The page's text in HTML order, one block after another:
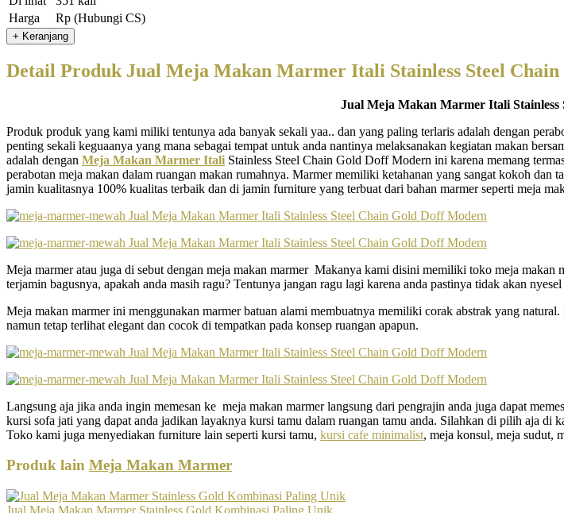
Harga
Rp (Hubungi CS)
Detail Produk Jual Meja Makan Marmer Itali Stainless Steel
Jual Meja Makan Marmer Itali Stainless
Produk produk yang kami miliki tentunya ada banyak sekali yaa.. dan yang paling terlaris adalah dengan
penting sekali keguaanya yang mana sebagai tempat untuk anda nantinya melaksanakan kegiatan makan
adalah dengan Meja Makan Marmer Itali Stainless Steel Chain Gold Doff Modern ini karena memang
perabotan meja makan dalam ruangan makan rumahnya. Marmer memiliki ketahanan yang sangat kokoh
jamin kualitasnya 100% kualitas terbaik dan di jamin furniture yang terbuat dari bahan marmer seperti meja
Meja marmer atau juga di sebut dengan meja makan marmer Makanya kami disini memiliki toko meja
terjamin bagusnya, apakah anda masih ragu? Tentunya jangan ragu lagi karena anda pastinya tidak akan
Meja makan marmer ini menggunakan marmer batuan alami membuatnya memiliki corak abstrak yang
namun tetap terlihat elegant dan cocok di tempatkan pada konsep ruangan apapun.
Langsung aja jika anda ingin memesan ke meja makan marmer langsung dari pengrajin anda juga dapat
kursi sofa jati yang dapat anda jadikan layaknya kursi tamu dalam ruangan tamu anda. Silahkan di pilih aja
Toko kami juga menyediakan furniture lain seperti kursi tamu, kursi cafe minimalist, meja konsul, meja sudut,
Produk lain Meja Makan Marmer